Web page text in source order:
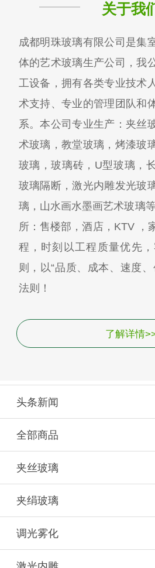
关于我
成都明珠玻璃有限公司是集
体的艺术玻璃生产公司，我
工设备，拥有各类专业技术
术支持、专业的管理团队和
系。本公司专业生产：夹丝
术玻璃，教堂玻璃，烤漆玻
玻璃，玻璃砖，U型玻璃，
玻璃隔断，激光内雕发光玻
璃，山水画水墨画艺术玻璃
所：售楼部，酒店，KTV ，
程，时刻以工程质量优先
则，以“品质、成本、速度
法则！
了解详情
头条新闻
全部商品
夹丝玻璃
夹绢玻璃
调光雾化